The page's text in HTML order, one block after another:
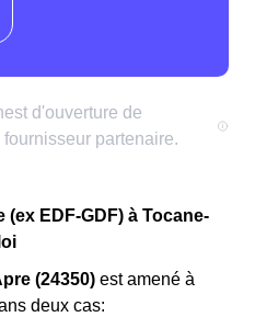
EDF-GDF) à Tocane-
(24350) est amené à
deux cas: